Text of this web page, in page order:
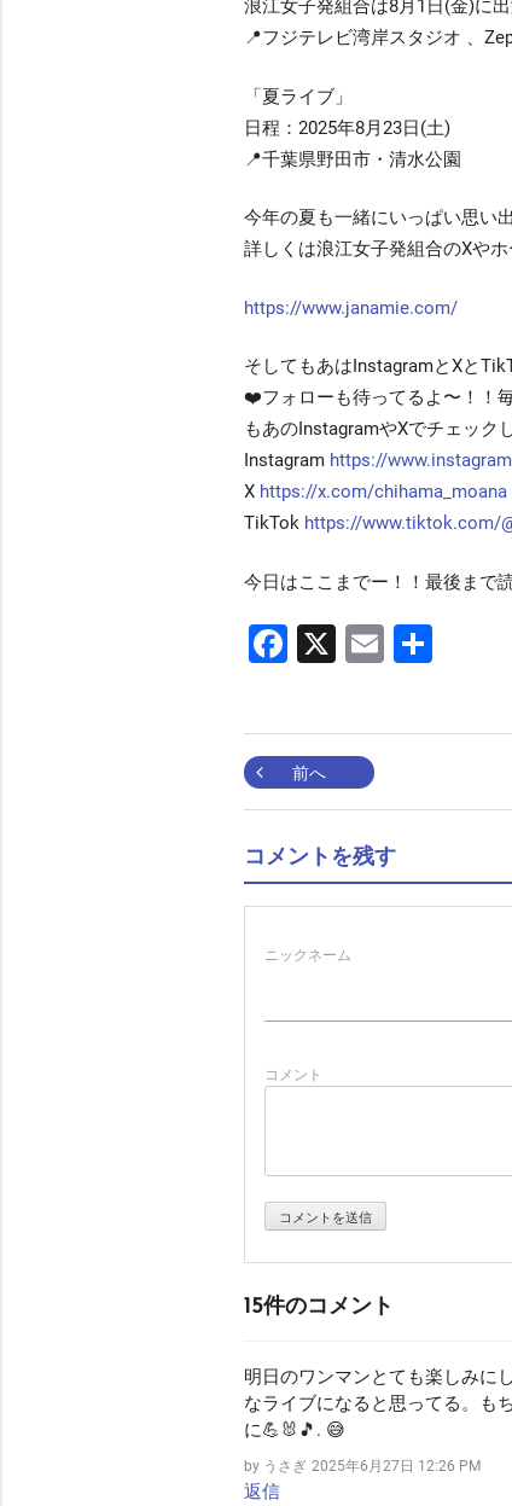
浪江女子発組合は8月1日(金)に
📍フジテレビ湾岸スタジオ 、
「夏ライブ」
日程：2025年8月23日(土)
📍千葉県野田市・清水公園
今年の夏も一緒にいっぱい思い
詳しくは浪江女子発組合のXや
https://www.janamie.com/
そしてもあはInstagramとXと
❤️フォローも待ってるよ〜！！
もあのInstagramやXでチェック
Instagram https://
X https://x.com/chihama_moana
TikTok https://www.tiktok.com/
今日はここまでー！！最後ま
Facebook
X Email
投
稿
ナ
ビ
シ
ョ
ン
前へ
コメントを残す
ニックネーム
コメント
15件のコメント
明日のワンマンとても楽しみに
なライブになると思ってる。も
に💪🐰🎵. 😅
by うさぎ 2025年6月27日 12:26 PM
返信